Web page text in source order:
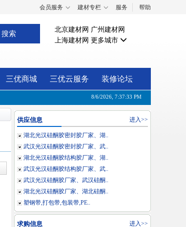
会员服务 建材专栏 服务 帮助
北京建材网 广州建材网
上海建材网 更多城市
三优商城 三优云服务 装修论坛
8/6/2026, 7:37:34 PM
供应信息 进入>>
湖北光汉硅酮胶密封胶厂家、湖..
武汉光汉硅酮胶密封胶厂家、武..
湖北光汉硅酮胶结构胶厂家、湖..
武汉光汉硅酮胶结构胶厂家、武..
武汉光汉硅酮胶厂家、武汉硅酮..
湖北光汉硅酮胶厂家、湖北硅酮..
塑钢带,打包带,包装带,PE..
求购信息 进入>>